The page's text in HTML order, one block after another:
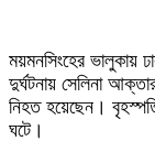
ময়মনসিংহের ভালুকায়
দুর্ঘটনায় সেলিনা
নিহত হয়েছেন।
ঘটে।